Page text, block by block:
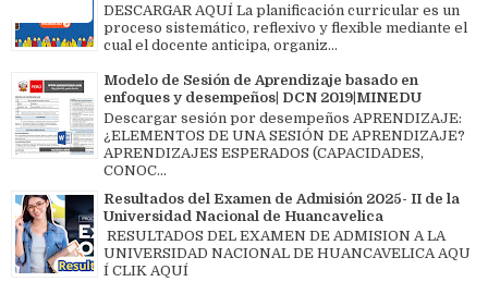
DESCARGAR AQUÍ La planificación curricular es un
proceso sistemático, reflexivo y flexible mediante el
cual el docente anticipa, organiz...
Modelo de Sesión de Aprendizaje basado en
enfoques y desempeños| DCN 2019|MINEDU
Descargar sesión por desempeños APRENDIZAJE:
¿ELEMENTOS DE UNA SESIÓN DE APRENDIZAJE?
APRENDIZAJES ESPERADOS (CAPACIDADES,
CONOC...
Resultados del Examen de Admisión 2025- II de la
Universidad Nacional de Huancavelica
RESULTADOS DEL EXAMEN DE ADMISION A LA
UNIVERSIDAD NACIONAL DE HUANCAVELICA AQU
Í CLIK AQUÍ